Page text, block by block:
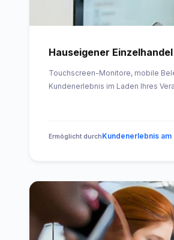
Hauseigener Einzelhandel
Touchscreen-Monitore, mobile
Kundenerlebnis im Laden Ihres
Ermöglicht durchKundenerlebnis am